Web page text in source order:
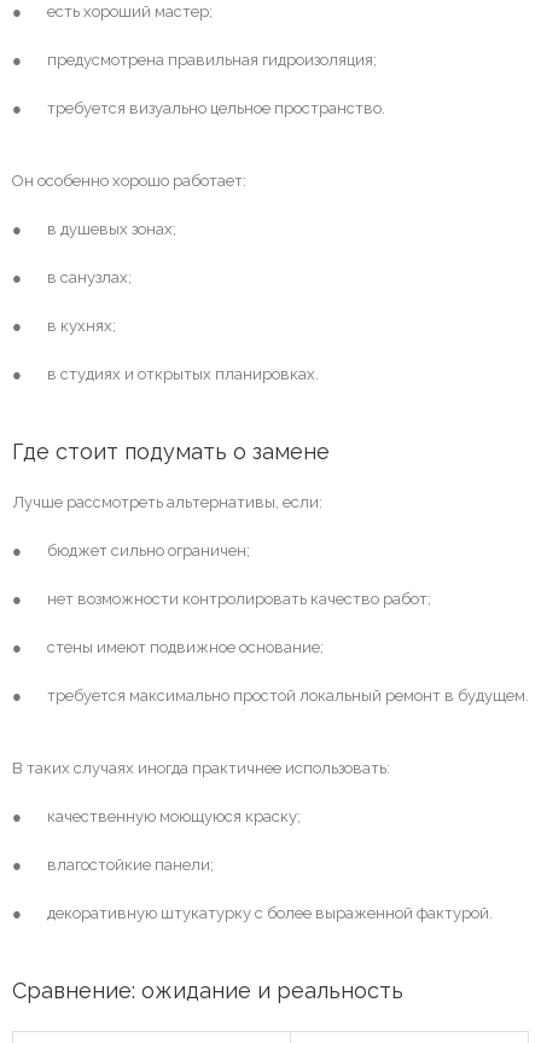
● есть хороший мастер;
● предусмотрена правильная гидроизоляция;
● требуется визуально цельное пространство.
Он особенно хорошо работает:
● в душевых зонах;
● в санузлах;
● в кухнях;
● в студиях и открытых планировках.
Где стоит подумать о замене
Лучше рассмотреть альтернативы, если:
● бюджет сильно ограничен;
● нет возможности контролировать качество работ;
● стены имеют подвижное основание;
● требуется максимально простой локальный ремонт в будущем.
В таких случаях иногда практичнее использовать:
● качественную моющуюся краску;
● влагостойкие панели;
● декоративную штукатурку с более выраженной фактурой.
Сравнение: ожидание и реальность